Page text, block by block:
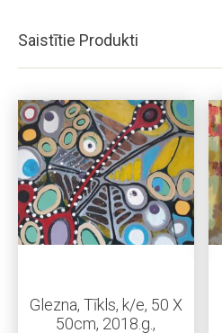
Saistītie Produkti
Glezna, Tīkls, k/e, 50 X
50cm, 2018.g.,